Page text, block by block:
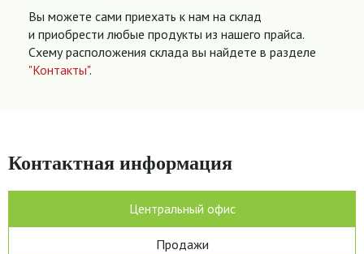
Вы можете сами приехать к нам на склад
и приобрести любые продукты из нашего прайса.
Схему расположения склада вы найдете в разделе
"Контакты".
Контактная информация
Центральный офис
Продажи